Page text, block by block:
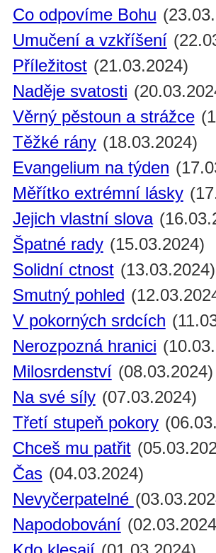
Co odpovíme Bohu
Umučení a vzkříšení
Příležitost (21.03.2024)
Naděje svatosti
Věrný pěstoun a strážce
Těžké rány (18.03.2024)
Evangelium na týden
Měřítko extrémní lásky
Jejich vlastní slova
Špatné rady (15.03.2024)
Solidní ctnost (13.03.2024)
Smutný pohled
V pokorných srdcích
Nerozpozná hranici
Milosrdenství (08.03.2024)
Na své síly (07.03.2024)
Třetí stupeň pokory
Chceš mu patřit
Čas (04.03.2024)
Nevyčerpatelné
Napodobování